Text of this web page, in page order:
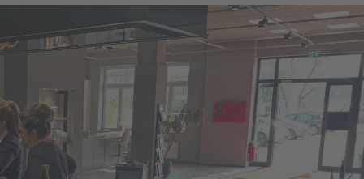
DESIGN KÜCHEN
GRANIT AKTION GERÄTE
PLANUNGSCHECKLISTE
ZUFRIEDENE KUNDEN JOBS
REZEPTE PFLEGE